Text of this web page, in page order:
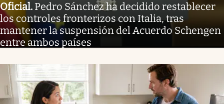
Oficial. Pedro Sánchez ha decidido restablecer
los controles fronterizos con Italia, tras
mantener la suspensión del Acuerdo Schengen
entre ambos países